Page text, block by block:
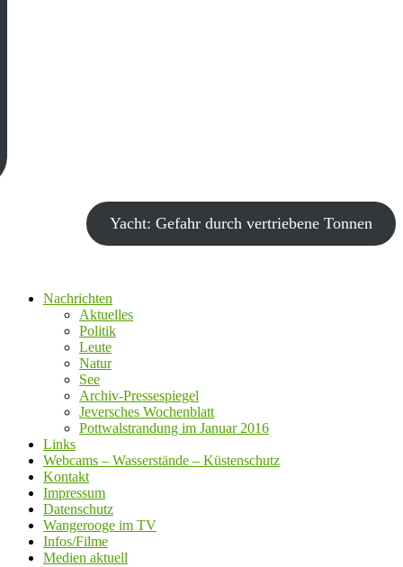
Yacht: Gefahr durch vertriebene Tonnen
Nachrichten
Aktuelles
Politik
Leute
Natur
See
Archiv-Pressespiegel
Jeversches Wochenblatt
Pottwalstrandung im Januar 2016
Links
Webcams – Wasserstände – Küstenschutz
Kontakt
Impressum
Datenschutz
Wangerooge im TV
Infos/Filme
Medien aktuell